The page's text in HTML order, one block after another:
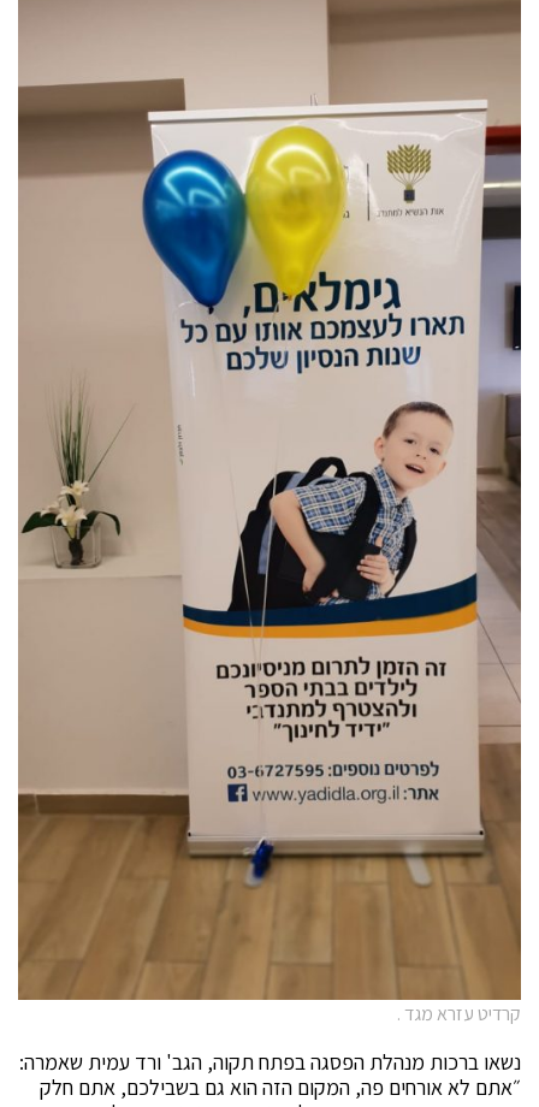
קרדיט עזרא מגד .
נשאו ברכות מנהלת הפסגה בפתח תקוה, הגב' ורד עמית שאמרה:
״אתם לא אורחים פה, המקום הזה הוא גם בשבילכם, אתם חלק